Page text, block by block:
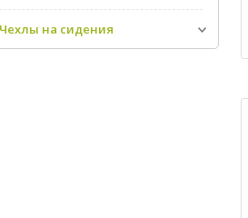
Чехлы на сидения